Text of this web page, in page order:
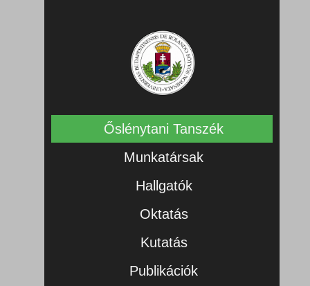
Őslénytani Tanszék
Munkatársak
Hallgatók
Oktatás
Kutatás
Publikációk